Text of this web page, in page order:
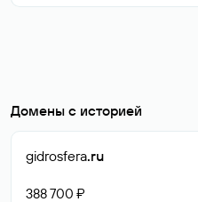
Домены с историей
gidrosfera.ru
388 700 ₽